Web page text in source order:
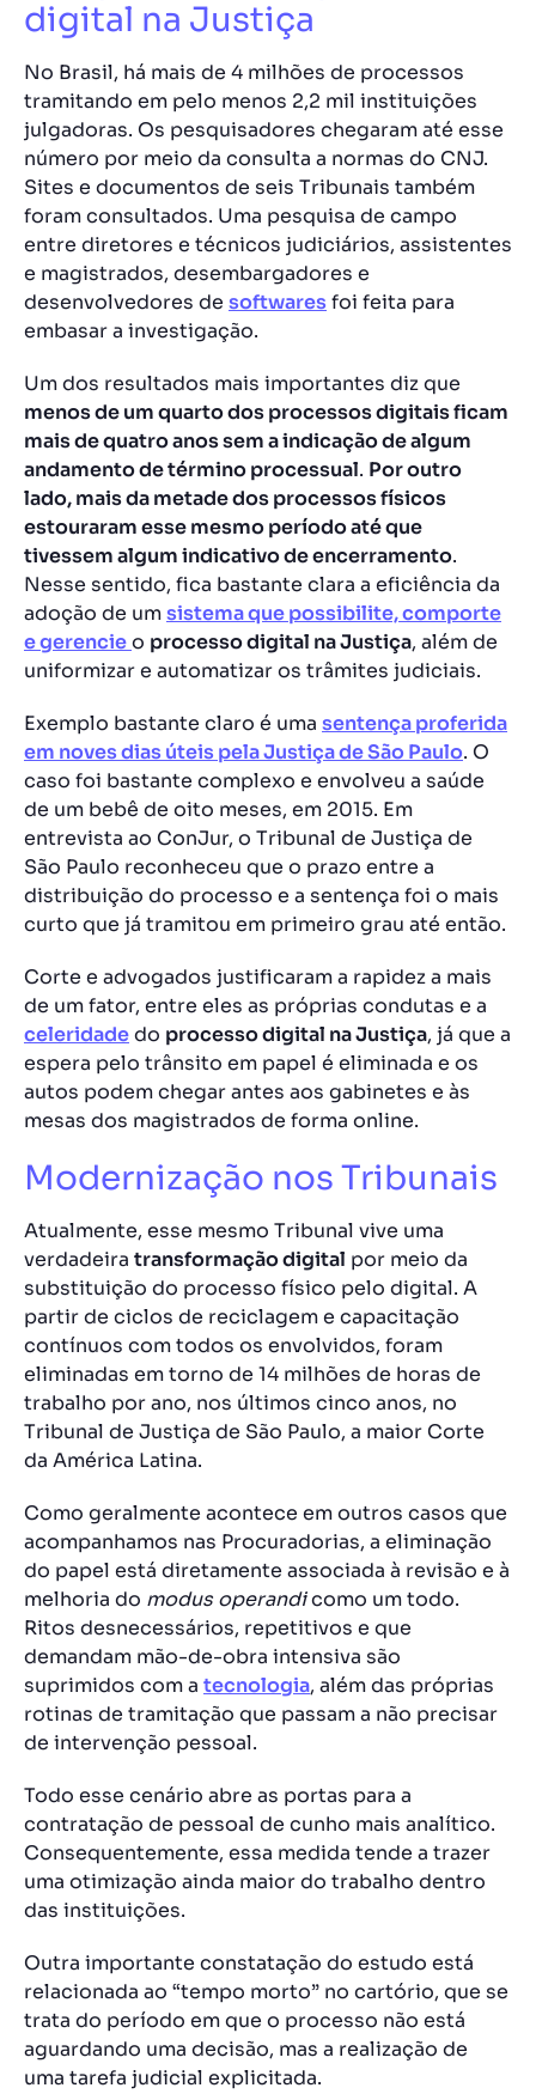
digital na Justiça
No Brasil, há mais de 4 milhões de processos
tramitando em pelo menos 2,2 mil instituições
julgadoras. Os pesquisadores chegaram até esse
número por meio da consulta a normas do CNJ.
Sites e documentos de seis Tribunais também
foram consultados. Uma pesquisa de campo
entre diretores e técnicos judiciários, assistentes
e magistrados, desembargadores e
desenvolvedores de softwaresfoi feita para
embasar a investigação.
Um dos resultados mais importantes diz que
menos de um quarto dos processos digitais ficam
mais de quatro anos sem a indicação de algum
andamento de término processual. Por outro
lado, mais da metade dos processos físicos
estouraram esse mesmo período até que
tivessem algum indicativo de encerramento.
Nesse sentido, fica bastante clara a eficiência da
adoção de umsistema que possibilite, comporte
e gerencieo processo digital na Justiça, além de
uniformizar e automatizar os trâmites judiciais.
Exemplo bastante claro é uma sentença proferida
em noves dias úteis pela Justiça de São Paulo. O
caso foi bastante complexo e envolveu a saúde
de um bebê de oito meses, em 2015. Em
entrevista ao ConJur, o Tribunal de Justiça de
São Paulo reconheceu que o prazo entre a
distribuição do processo e a sentença foi o mais
curto que já tramitou em primeiro grau até então.
Corte e advogados justificaram a rapidez a mais
de um fator, entre eles as próprias condutas e a
celeridadedo processo digital na Justiça, já que a
espera pelo trânsito em papel é eliminada e os
autos podem chegar antes aos gabinetes e às
mesas dos magistrados de forma online.
Modernização nos Tribunais
Atualmente, esse mesmo Tribunal vive uma
verdadeira transformação digital por meio da
substituição do processo físico pelo digital. A
partir de ciclos de reciclagem e capacitação
contínuos com todos os envolvidos, foram
eliminadas em torno de 14 milhões de horas de
trabalho por ano, nos últimos cinco anos, no
Tribunal de Justiça de São Paulo, a maior Corte
da América Latina.
Como geralmente acontece em outros casos que
acompanhamos nas Procuradorias, a eliminação
do papel está diretamente associada à revisão e à
melhoria do modus operandicomo um todo.
Ritos desnecessários, repetitivos e que
demandam mão-de-obra intensiva são
suprimidos com a tecnologia, além das próprias
rotinas de tramitação que passam a não precisar
de intervenção pessoal.
Todo esse cenário abre as portas para a
contratação de pessoal de cunho mais analítico.
Consequentemente, essa medida tende a trazer
uma otimização ainda maior do trabalho dentro
das instituições.
Outra importante constatação do estudo está
relacionada ao “tempo morto” no cartório, que se
trata do período em que o processo não está
aguardando uma decisão, mas a realização de
uma tarefa judicial explicitada.